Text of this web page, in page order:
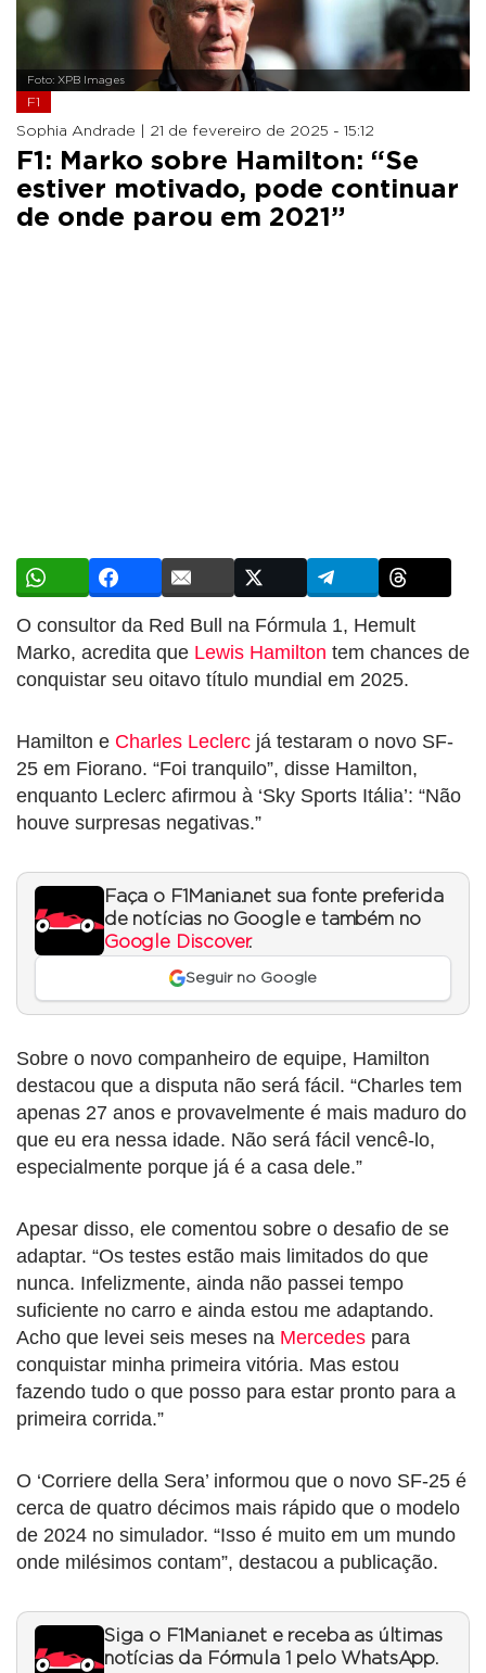
Foto: XPB Images
F1
Sophia Andrade | 21 de fevereiro de 2025 - 15:12
F1: Marko sobre Hamilton: “Se
estiver motivado, pode continuar
de onde parou em 2021”
O consultor da Red Bull na Fórmula 1, Hemult
Marko, acredita que Lewis Hamilton tem chances de
conquistar seu oitavo título mundial em 2025.
Hamilton e Charles Leclerc já testaram o novo SF-
25 em Fiorano. “Foi tranquilo”, disse Hamilton,
enquanto Leclerc afirmou à ‘Sky Sports Itália’: “Não
houve surpresas negativas.”
Faça o F1Mania.net sua fonte preferida
de notícias no Google e também no
Google Discover.
Seguir no Google
Sobre o novo companheiro de equipe, Hamilton
destacou que a disputa não será fácil. “Charles tem
apenas 27 anos e provavelmente é mais maduro do
que eu era nessa idade. Não será fácil vencê-lo,
especialmente porque já é a casa dele.”
Apesar disso, ele comentou sobre o desafio de se
adaptar. “Os testes estão mais limitados do que
nunca. Infelizmente, ainda não passei tempo
suficiente no carro e ainda estou me adaptando.
Acho que levei seis meses na Mercedes para
conquistar minha primeira vitória. Mas estou
fazendo tudo o que posso para estar pronto para a
primeira corrida.”
O ‘Corriere della Sera’ informou que o novo SF-25 é
cerca de quatro décimos mais rápido que o modelo
de 2024 no simulador. “Isso é muito em um mundo
onde milésimos contam”, destacou a publicação.
Siga o F1Mania.net e receba as últimas
notícias da Fórmula 1 pelo WhatsApp.